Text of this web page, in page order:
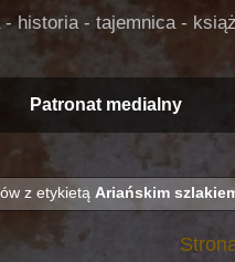
historia - tajemnica -
Patronat medialny
z etykietą Ariańskim